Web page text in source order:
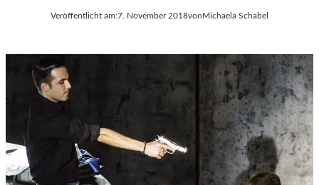
Veröffentlicht am:7. November 2018vonMichaela Schabel